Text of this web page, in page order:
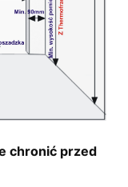
chronić przed